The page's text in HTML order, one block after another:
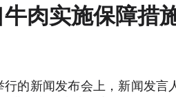
肉实施保障措
的新闻发布会上，新闻发